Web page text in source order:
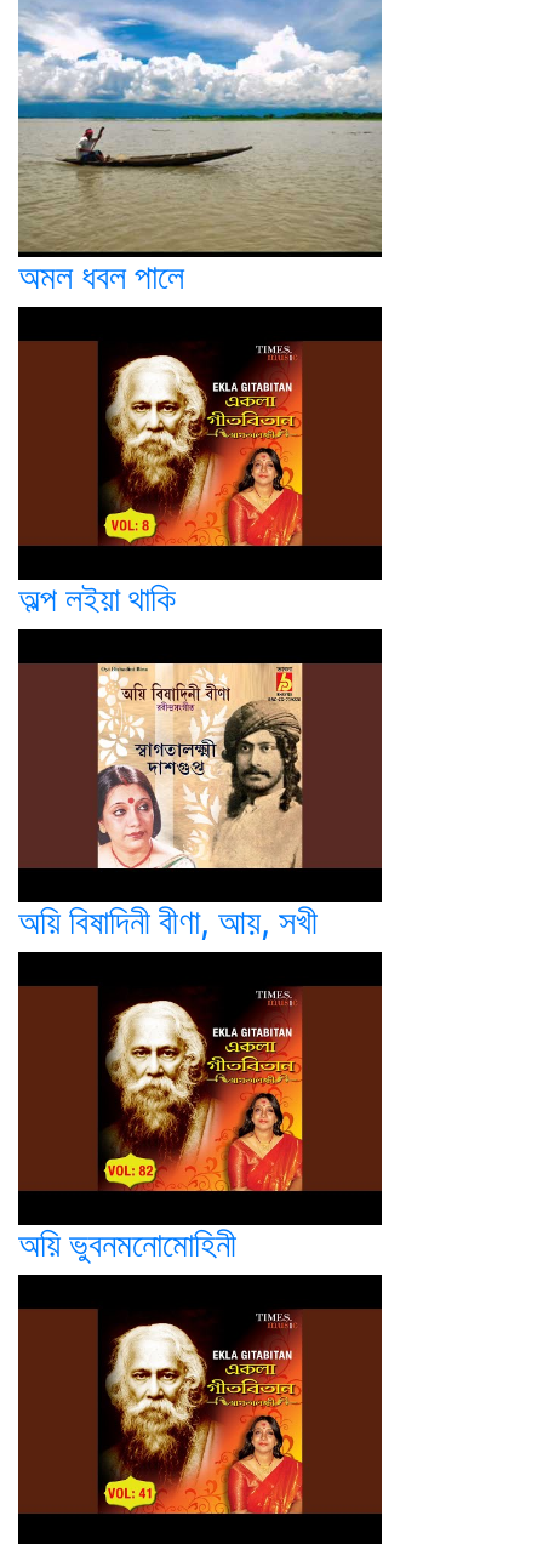
অমল ধবল পালে
অল্প লইয়া থাকি
অয়ি বিষাদিনী বীণা, আয়, সখী
অয়ি ভুবনমনোমোহিনী